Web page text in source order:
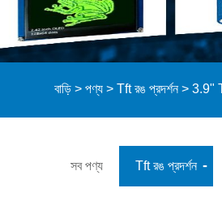
বাড়ি > পণ্য >Tft রঙ প্রদর্শন>3.9"
সব পণ্য Tft রঙ প্রদর্শন